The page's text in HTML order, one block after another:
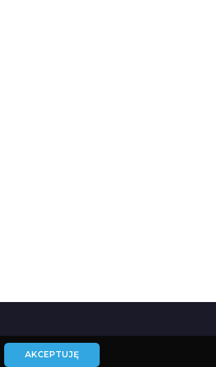
AKCEPTUJĘ